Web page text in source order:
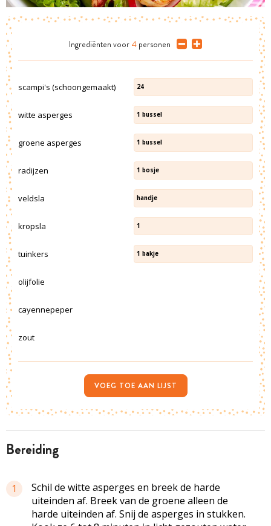
bereiding
1
Schil de witte asperges en breek de harde
uiteinden af. Breek van de groene alleen de
harde uiteinden af. Snij de asperges in stukken.
Ingrediënten voor 4 personen
scampi's (schoongemaakt) 24
witte asperges 1 bussel
groene asperges 1 bussel
radijzen 1 bosje
veldsla handje
kropsla 1
tuinkers 1 bakje
olijfolie
cayennepeper
zout
VOEG TOE AAN LIJST